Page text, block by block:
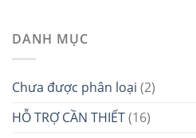
DANH MỤC
Chưa được phân loại (2)
HỖ TRỢ CẦN THIẾT(16)